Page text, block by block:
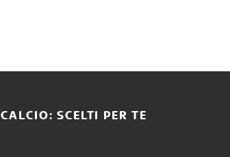
CALCIO: SCELTI PER TE